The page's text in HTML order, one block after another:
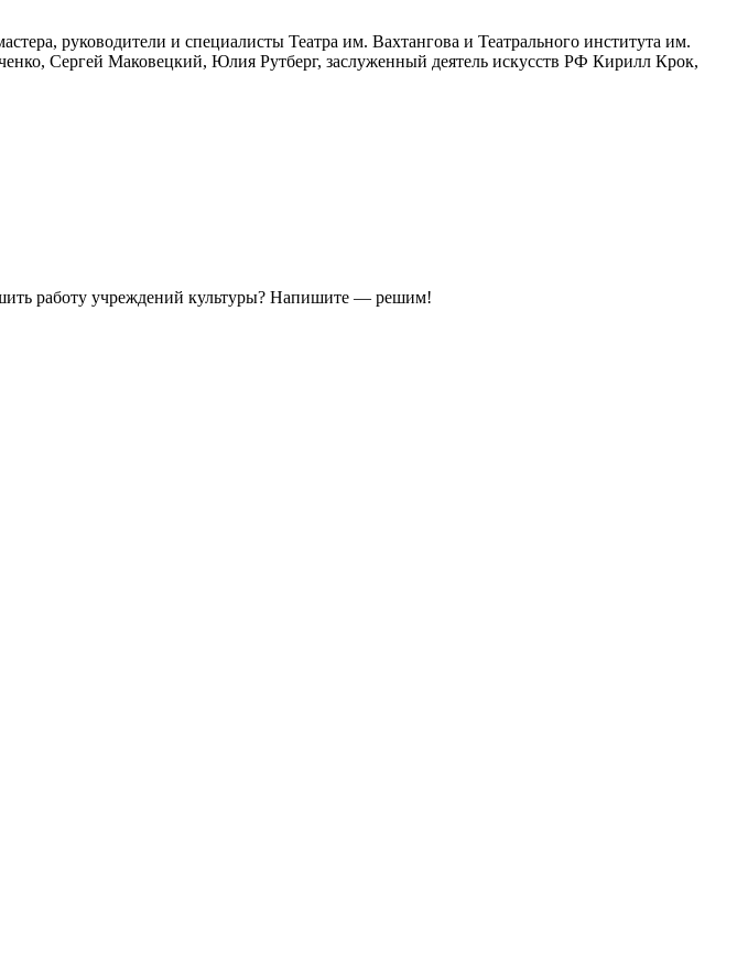
руководители и специалисты Театра им. Вахтангова и Театрального института им.
Сергей Маковецкий, Юлия Рутберг, заслуженный деятель искусств РФ Кирилл Крок,
работу учреждений культуры? Напишите — решим!